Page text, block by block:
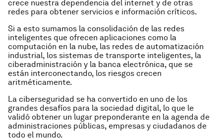
crece nuestra dependencia del internet y de otras
redes para obtener servicios e información críticos.
Si a esto sumamos la consolidación de las redes
inteligentes que ofrecen aplicaciones como la
computación en la nube, las redes de automatización
industrial, los sistemas de transporte inteligentes, la
ciberadministración y la banca electrónica, que se
están interconectando, los riesgos crecen
aritméticamente.
La ciberseguridad se ha convertido en uno de los
grandes desafíos para la sociedad digital, lo que le
validó obtener un lugar preponderante en la agenda de
administraciones públicas, empresas y ciudadanos de
todo el mundo.